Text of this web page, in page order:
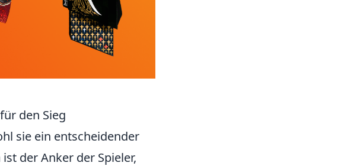
den Sieg
sie ein entscheidender
der Anker der Spieler,